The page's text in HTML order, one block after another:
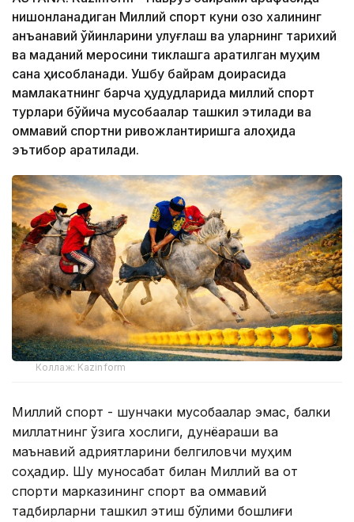
нишонланадиган Миллий спорт куни қозоқ халқининг
анъанавий ўйинларини улуғлаш ва уларнинг тарихий
ва маданий меросини тиклашга қаратилган муҳим
сана ҳисобланади. Ушбу байрам доирасида
мамлакатнинг барча ҳудудларида миллий спорт
турлари бўйича мусобақалар ташкил этилади ва
оммавий спортни ривожлантиришга алоҳида
эътибор қаратилади.
Коллаж: Kazinform
Миллий спорт - шунчаки мусобақалар эмас, балки
миллатнинг ўзига хослиги, дунёқараши ва
маънавий қадриятларини белгиловчи муҳим
соҳадир. Шу муносабат билан Миллий ва от
спорти марказининг спорт ва оммавий
тадбирларни ташкил этиш бўлими бошлиғи